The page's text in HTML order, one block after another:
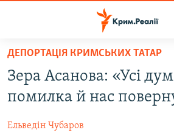
Перейти
основного
матеріалу
до
ВОДА.КРИМ
ПОЛІТИКА
ДЕПОРТАЦІЯ КРИМСЬКИХ ТАТАР
Зера Асанова: «Усі
помилка й нас
Ельведін Чубаров